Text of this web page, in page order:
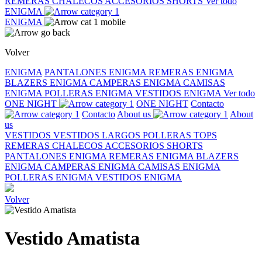
ENIGMA
ENIGMA
Volver
ENIGMA PANTALONES ENIGMA REMERAS ENIGMA
BLAZERS ENIGMA CAMPERAS ENIGMA CAMISAS
ENIGMA POLLERAS ENIGMA VESTIDOS ENIGMA Ver todo
ONE NIGHT
ONE NIGHT Contacto
Contacto About us
About
us
VESTIDOS VESTIDOS LARGOS POLLERAS TOPS
REMERAS CHALECOS ACCESORIOS SHORTS
PANTALONES ENIGMA REMERAS ENIGMA BLAZERS
ENIGMA CAMPERAS ENIGMA CAMISAS ENIGMA
POLLERAS ENIGMA VESTIDOS ENIGMA
Volver
Vestido Amatista